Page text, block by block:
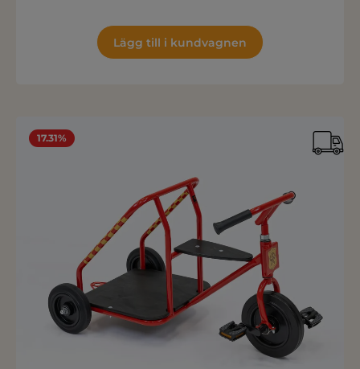
Lägg till i kundvagnen
17.31%